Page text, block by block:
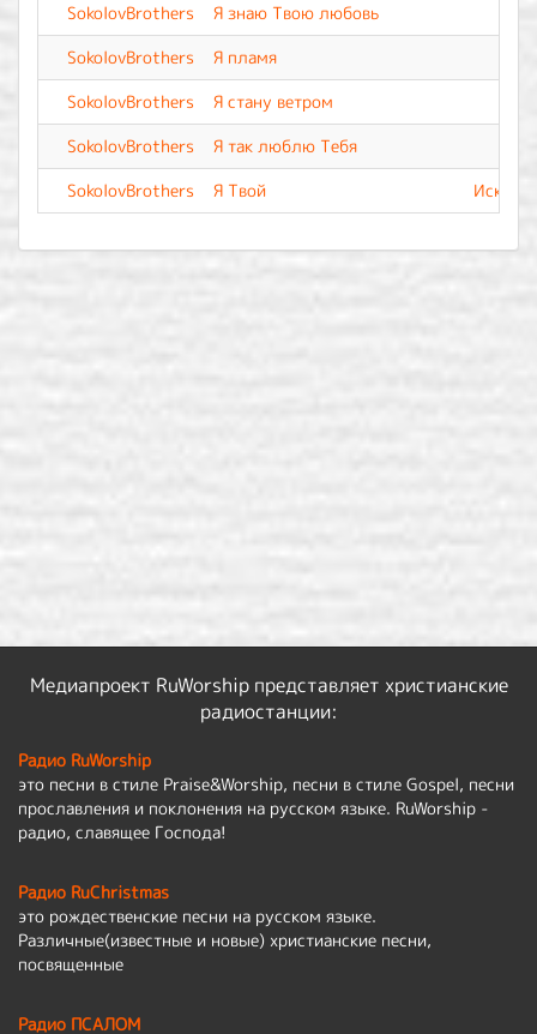
SokolovBrothers
Я знаю Твою любовь
SokolovBrothers
Я пламя
SokolovBrothers
Я стану ветром
SokolovBrothers
Я так люблю Тебя
SokolovBrothers
Я Твой
Медиапроект RuWorship представляет христианские
радиостанции:
Радио RuWorship
это песни в стиле Praise&Worship, песни в стиле Gospel, песни
прославления и поклонения на русском языке. RuWorship -
радио, славящее Господа!
Радио RuChristmas
это рождественские песни на русском языке.
Различные(известные и новые) христианские песни,
посвященные
Радио ПСАЛОМ